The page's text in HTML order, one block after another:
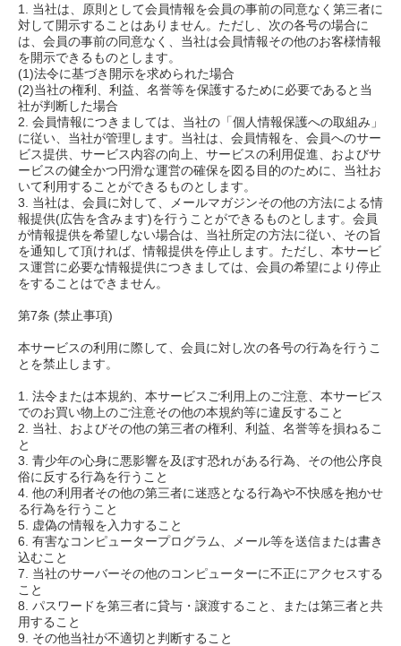
1. 当社は、原則として会員情報を会員の事前の同意なく第三者に
対して開示することはありません。ただし、次の各号の場合に
は、会員の事前の同意なく、当社は会員情報その他のお客様情報
を開示できるものとします。
(1)法令に基づき開示を求められた場合
(2)当社の権利、利益、名誉等を保護するために必要であると当
社が判断した場合
2. 会員情報につきましては、当社の「個人情報保護への取組み」
に従い、当社が管理します。当社は、会員情報を、会員へのサー
ビス提供、サービス内容の向上、サービスの利用促進、およびサ
ービスの健全かつ円滑な運営の確保を図る目的のために、当社お
いて利用することができるものとします。
3. 当社は、会員に対して、メールマガジンその他の方法による情
報提供(広告を含みます)を行うことができるものとします。会員
が情報提供を希望しない場合は、当社所定の方法に従い、その旨
を通知して頂ければ、情報提供を停止します。ただし、本サービ
ス運営に必要な情報提供につきましては、会員の希望により停止
をすることはできません。
第7条 (禁止事項)
本サービスの利用に際して、会員に対し次の各号の行為を行うこ
とを禁止します。
1. 法令または本規約、本サービスご利用上のご注意、本サービス
でのお買い物上のご注意その他の本規約等に違反すること
2. 当社、およびその他の第三者の権利、利益、名誉等を損ねるこ
と
3. 青少年の心身に悪影響を及ぼす恐れがある行為、その他公序良
俗に反する行為を行うこと
4. 他の利用者その他の第三者に迷惑となる行為や不快感を抱かせ
る行為を行うこと
5. 虚偽の情報を入力すること
6. 有害なコンピュータープログラム、メール等を送信または書き
込むこと
7. 当社のサーバーその他のコンピューターに不正にアクセスする
こと
8. パスワードを第三者に貸与・譲渡すること、または第三者と共
用すること
9. その他当社が不適切と判断すること